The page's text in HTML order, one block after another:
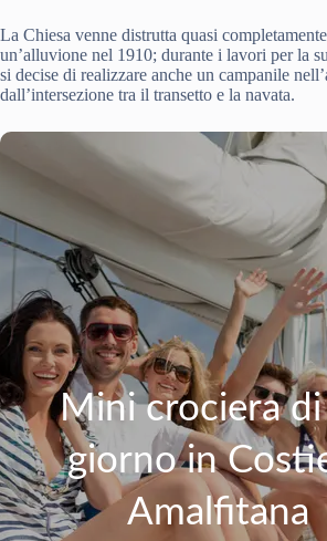
La Chiesa venne distrutta quasi
un’alluvione nel 1910; durante i lavori per la
si decise di realizzare anche un campanile
dall’intersezione tra il transetto e la navata.
Mini crociera
giorno in
Amalfitana